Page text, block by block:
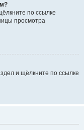
по ссылке
просмотра
и щёлкните по ссылке